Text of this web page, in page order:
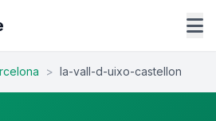
> la-vall-d-uixo-castellon